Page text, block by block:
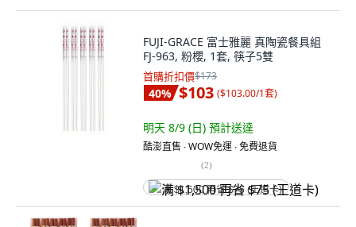
FUJI-GRACE 富士雅麗 真陶瓷餐具組
FJ-963, 粉櫻, 1套, 筷子5雙
首購折扣價$173
40% $103 ($103.00/1套)
明天 8/9 (日) 預計送達
酷澎直售 ∙ WOW免運 ∙ 免費退貨
(2)
满 $1,500 再省 $75 (王道卡)